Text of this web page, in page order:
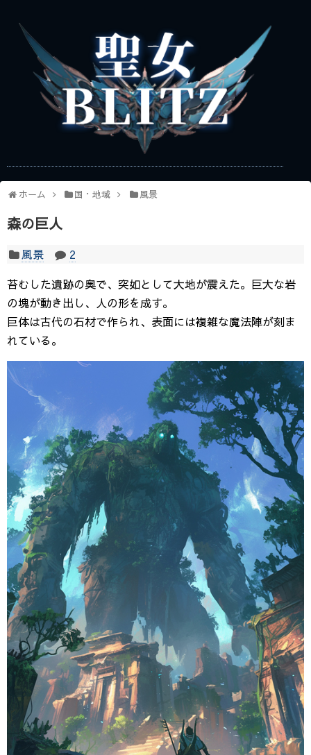
ホーム 国・地域 風景
森の巨人
風景
2
苔むした遺跡の奥で、突如として大地が震えた。巨大な岩
の塊が動き出し、人の形を成す。
巨体は古代の石材で作られ、表面には複雑な魔法陣が刻ま
れている。